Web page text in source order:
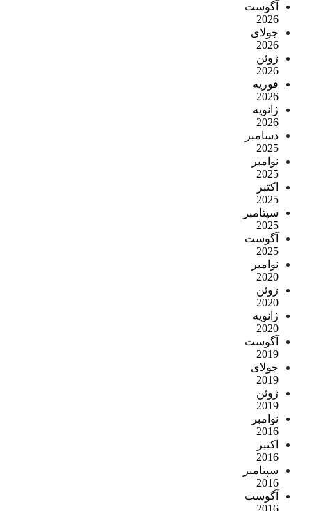
آگوست
2026
جولای
2026
ژوئن
2026
فوریه
2026
ژانویه
2026
دسامبر
2025
نوامبر
2025
اکتبر
2025
سپتامبر
2025
آگوست
2025
نوامبر
2020
ژوئن
2020
ژانویه
2020
آگوست
2019
جولای
2019
ژوئن
2019
نوامبر
2016
اکتبر
2016
سپتامبر
2016
آگوست